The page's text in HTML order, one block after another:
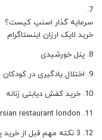
سرمایه گذار اسنپ کیست؟
خرید لایک ارزان اینستاگرام
پنل خورشیدی
اختلال یادگیری در کودکان
خرید کفش دیابتی زنانه
restaurant london
3 نکته مهم قبل از خرید پاد سیستم